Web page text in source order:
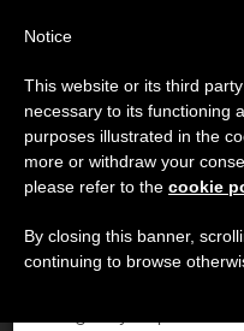
DÍA
Enero
ÚLTIMAS NOTICIAS
Aviso
Del 27 de julio al 7
anual, aprovechando
se generan menos
Notice
This website or its third
necessary to its functioning
purposes illustrated in the
more or withdraw your
please refer to the cookie
By closing this banner,
continuing to browse